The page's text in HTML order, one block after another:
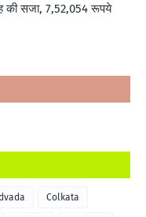
की सजा, 7,52,054 रूपये
Colkata